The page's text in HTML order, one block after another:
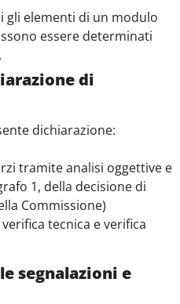
gli elementi di un modulo
essere determinati
di
dichiarazione:
tramite analisi oggettive e
1, della decisione di
Commissione)
tecnica e verifica
segnalazioni e